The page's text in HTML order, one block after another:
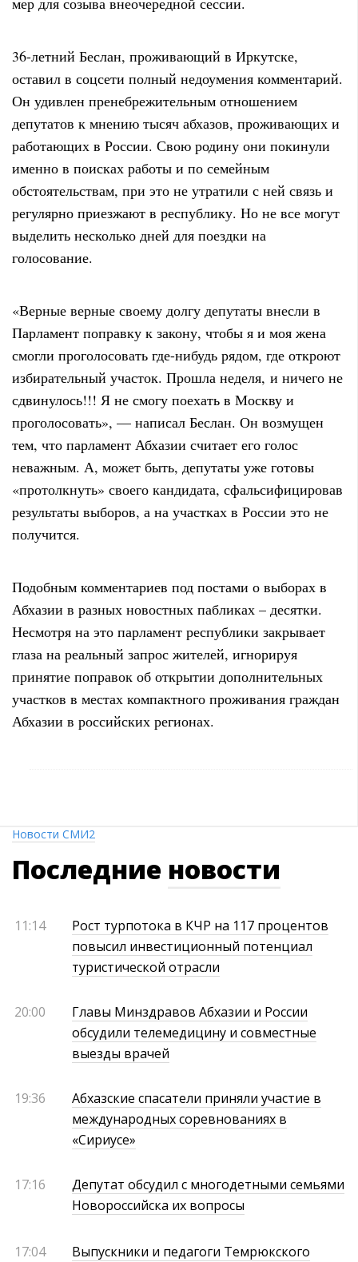
36-летний Беслан, проживающий в Иркутске,
оставил в соцсети полный недоумения комментарий.
Он удивлен пренебрежительным отношением
депутатов к мнению тысяч абхазов, проживающих и
работающих в России. Свою родину они покинули
именно в поисках работы и по семейным
обстоятельствам, при это не утратили с ней связь и
регулярно приезжают в республику. Но не все могут
выделить несколько дней для поездки на
голосование.
«Верные верные своему долгу депутаты внесли в
Парламент поправку к закону, чтобы я и моя жена
смогли проголосовать где-нибудь рядом, где откроют
избирательный участок. Прошла неделя, и ничего не
сдвинулось!!! Я не смогу поехать в Москву и
проголосовать», — написал Беслан. Он возмущен
тем, что парламент Абхазии считает его голос
неважным. А, может быть, депутаты уже готовы
«протолкнуть» своего кандидата, сфальсифицировав
результаты выборов, а на участках в России это не
получится.
Подобным комментариев под постами о выборах в
Абхазии в разных новостных пабликах – десятки.
Несмотря на это парламент республики закрывает
глаза на реальный запрос жителей, игнорируя
принятие поправок об открытии дополнительных
участков в местах компактного проживания граждан
Абхазии в российских регионах.
Новости СМИ2
Последние новости
11:14
Рост турпотока в КЧР на 117 процентов
повысил инвестиционный потенциал
туристической отрасли
20:00
Главы Минздравов Абхазии и России
обсудили телемедицину и совместные
выезды врачей
19:36
Абхазские спасатели приняли участие в
международных соревнованиях в
«Сириусе»
17:16
Депутат обсудил с многодетными семьями
Новороссийска их вопросы
17:04 Выпускники и педагоги Темрюкского